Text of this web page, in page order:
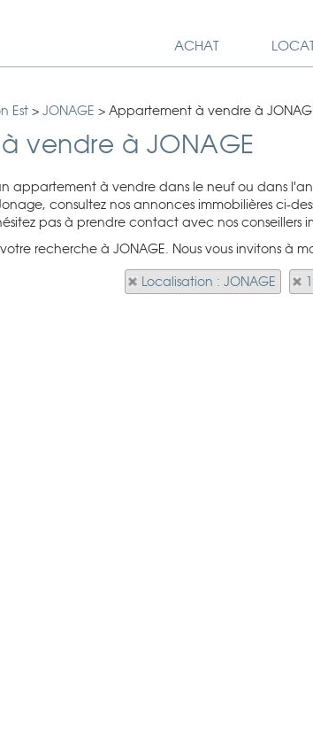
ACHAT
Est > JONAGE > Appartement à vendre à
vendre à JONAGE
appartement à vendre dans le neuf ou dans
consultez nos annonces immobilières ci-
pas à prendre contact avec nos conseillers
recherche à JONAGE. Nous vous invitons à
Localisation : JONAGE